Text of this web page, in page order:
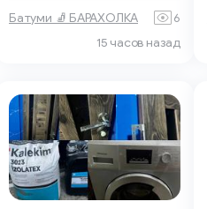
Батуми 🧦 БАРАХОЛКА
6
15 часов назад